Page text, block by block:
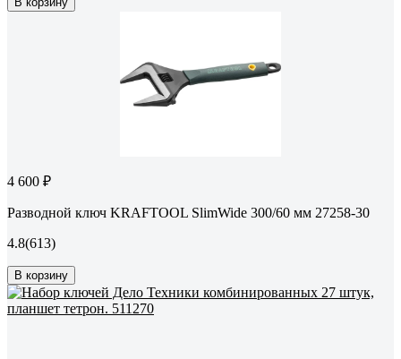
4 600 ₽
Разводной ключ KRAFTOOL SlimWide 300/60 мм 27258-30
4.8(613)
В корзину